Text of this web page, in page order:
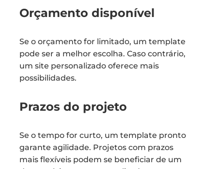
Orçamento disponível
Se o orçamento for limitado, um template
pode ser a melhor escolha. Caso contrário,
um site personalizado oferece mais
possibilidades.
Prazos do projeto
Se o tempo for curto, um template pronto
garante agilidade. Projetos com prazos
mais flexíveis podem se beneficiar de um